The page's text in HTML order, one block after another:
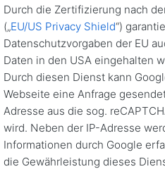
Durch die Zertifizierung nach
(„EU/US Privacy Shield“)
Datenschutzvorgaben der EU
Daten in den USA eingehalten
Durch diesen Dienst kann
Webseite eine Anfrage
Adresse aus die sog.
wird. Neben der IP-Adresse
Informationen durch Google
die Gewährleistung dieses